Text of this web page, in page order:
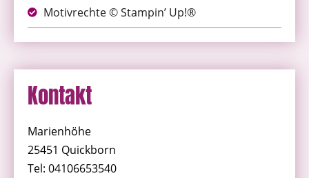
Motivrechte © Stampin’ Up!®
Kontakt
Marienhöhe
25451 Quickborn
Tel: 04106653540